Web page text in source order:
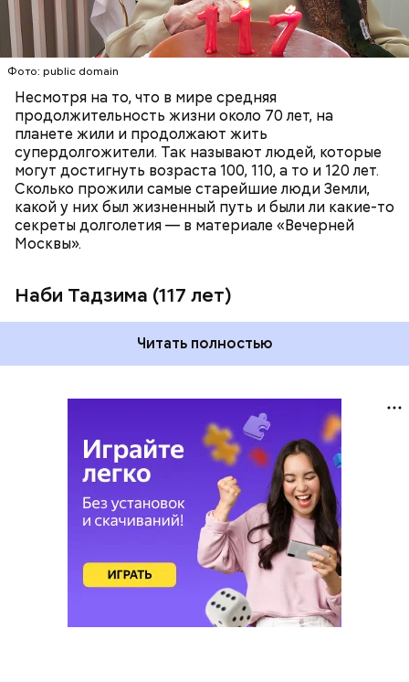
Фото: public domain
Несмотря на то, что в мире средняя
продолжительность жизни около 70 лет, на
планете жили и продолжают жить
супердолгожители. Так называют людей, которые
могут достигнуть возраста 100, 110, а то и 120 лет.
Сколько прожили самые старейшие люди Земли,
какой у них был жизненный путь и были ли какие-то
секреты долголетия — в материале «Вечерней
Москвы».
Наби Тадзима (117 лет)
Фото: public domain
Читать полностью
РЕКОРДЫ